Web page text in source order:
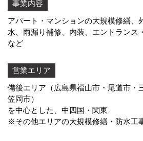
事業内容
アパート・マンションの大規模修繕、
水、雨漏り補修 、内装、エントラン
など
営業エリア
備後エリア（広島県福山市・尾道市
笠岡市）
を中心とした、中四国・関東
※その他エリアの大規模修繕・防水工